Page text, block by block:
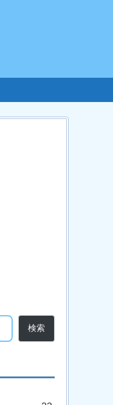
検索